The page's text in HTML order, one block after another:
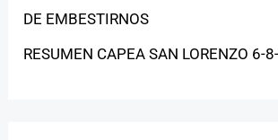
DE EMBESTIRNOS
RESUMEN CAPEA SAN LORENZO 6-